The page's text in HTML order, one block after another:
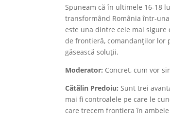
Spuneam că în ultimele 16-18
transformând România într-
este una dintre cele mai
de frontieră, comandanților lor
găsească soluții.
Moderator: Concret, cum vor
Cătălin Predoiu: Sunt trei
mai fi controalele pe care le
care trecem frontiera în